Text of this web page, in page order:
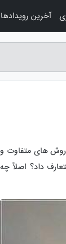
روش های متفاوت و
داد؟ اصلاً چه
آخرین رویدادها